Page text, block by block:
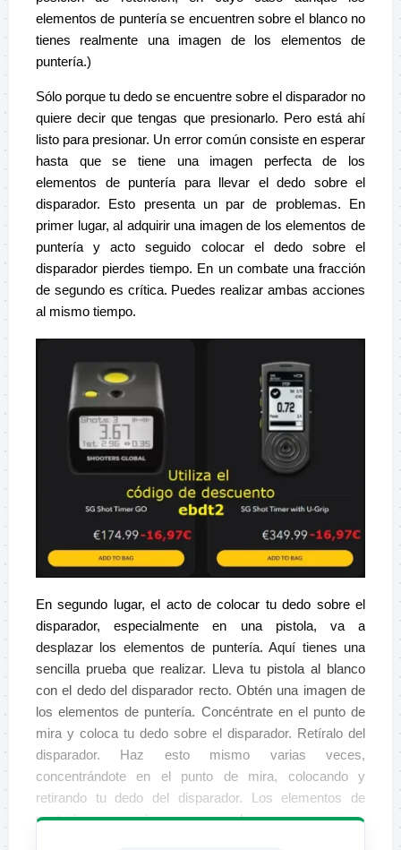
elementos de puntería se encuentren sobre el blanco no
tienes realmente una imagen de los elementos de
puntería.)
Sólo porque tu dedo se encuentre sobre el disparador no
quiere decir que tengas que presionarlo. Pero está ahí
listo para presionar. Un error común consiste en esperar
hasta que se tiene una imagen perfecta de los
elementos de puntería para llevar el dedo sobre el
disparador. Esto presenta un par de problemas. En
primer lugar, al adquirir una imagen de los elementos de
puntería y acto seguido colocar el dedo sobre el
disparador pierdes tiempo. En un combate una fracción
de segundo es crítica. Puedes realizar ambas acciones
al mismo tiempo.
En segundo lugar, el acto de colocar tu dedo sobre el
disparador, especialmente en una pistola, va a
desplazar los elementos de puntería. Aquí tienes una
sencilla prueba que realizar. Lleva tu pistola al blanco
con el dedo del disparador recto. Obtén una imagen de
los elementos de puntería. Concéntrate en el punto de
mira y coloca tu dedo sobre el disparador. Retíralo del
disparador. Haz esto mismo varias veces,
concentrándote en el punto de mira, colocando y
retirando tu dedo del disparador. Los elementos de
puntería se moverán, a veces mucho.